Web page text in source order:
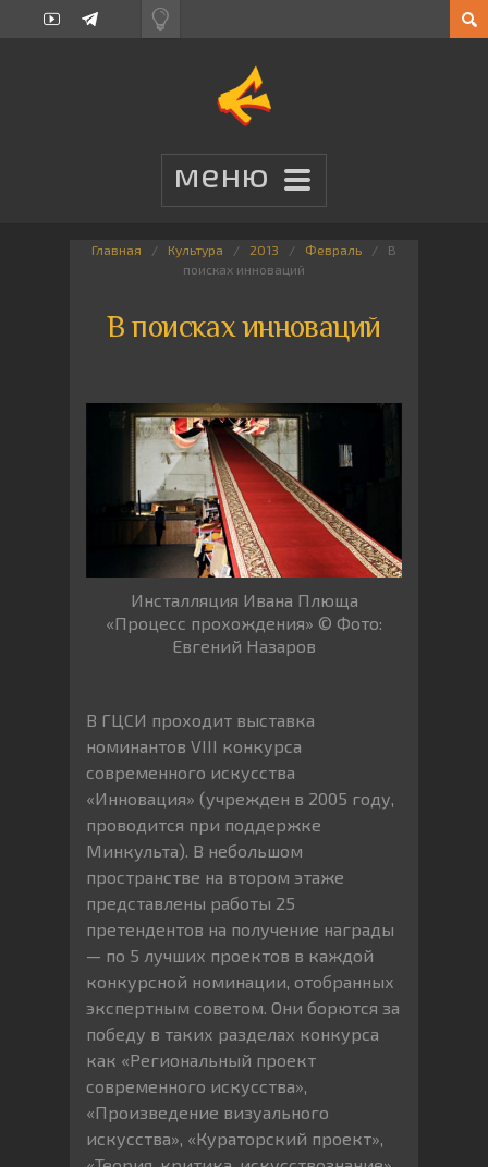
Главная Культура 2013 Февраль
В
поисках инноваций
В поисках инноваций
Инсталляция Ивана Плюща
«Процесс прохождения» © Фото:
Евгений Назаров
В ГЦСИ проходит выставка
номинантов VIII конкурса
современного искусства
«Инновация» (учрежден в 2005 году,
проводится при поддержке
Минкульта). В небольшом
пространстве на втором этаже
представлены работы 25
претендентов на получение награды
— по 5 лучших проектов в каждой
конкурсной номинации, отобранных
экспертным советом. Они борются за
победу в таких разделах конкурса
как «Региональный проект
современного искусства»,
«Произведение визуального
искусства», «Кураторский проект»,